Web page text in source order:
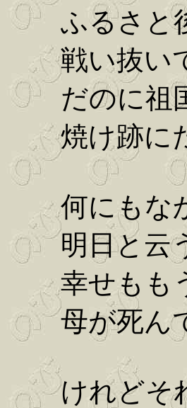
ふるさと
戦い抜い
だのに祖国
焼け跡に
何にもなか
明日と云
幸せもも
母が死ん
けれどそれ